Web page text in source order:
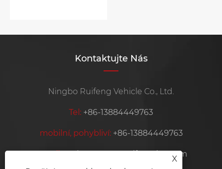
Kontaktujte Nás
Ningbo Ruifeng Vehicle Co., Ltd.
Tel: +86-13884449763
mobilní, pohybliví: +86-13884449763
E-mailem:krooswon@ruifeng-inc.com
X